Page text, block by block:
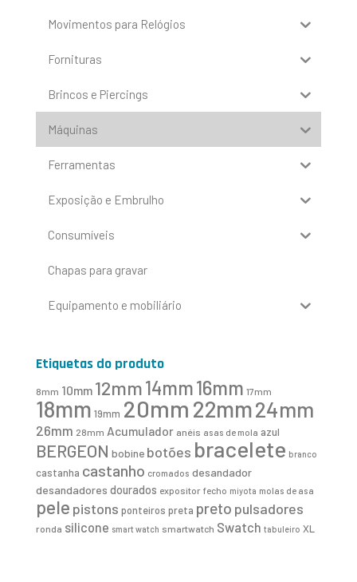
Movimentos para Relógios
Fornituras
Brincos e Piercings
Máquinas
Ferramentas
Exposição e Embrulho
Consumíveis
Chapas para gravar
Equipamento e mobiliário
Etiquetas do produto
8mm 10mm 12mm14mm16mm 17mm
18mm 19mm 20mm 22mm24mm
26mm 28mm Acumulador anéis asas de mola azul
BERGEON bobine botões bracelete branco
castanha castanho cromados desandador
desandadores dourados expositor fecho miyota molas de asa
pele pistons ponteiros preta preto pulsadores
ronda silicone smart watch smartwatch Swatch tabuleiro XL